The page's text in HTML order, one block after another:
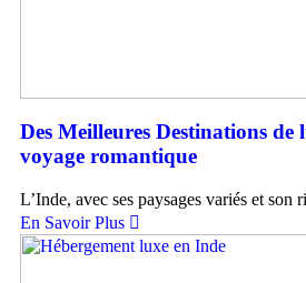
Des Meilleures Destinations
voyage romantique
L’Inde, avec ses paysages variés et
En Savoir Plus